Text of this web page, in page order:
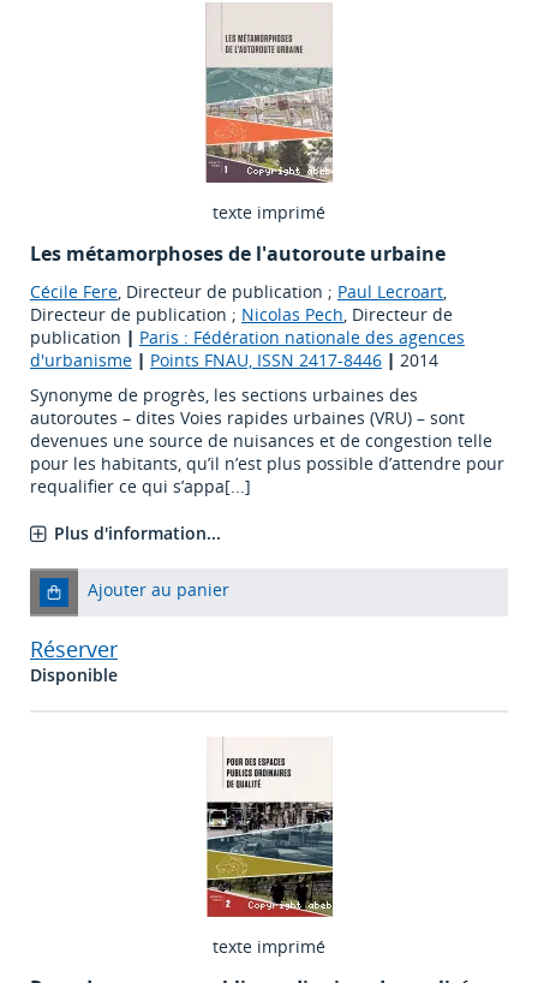
texte imprimé
Les métamorphoses de l'autoroute urbaine
Cécile Fere, Directeur de publication ; Paul Lecroart,
Directeur de publication ; Nicolas Pech, Directeur de
publication | Paris : Fédération nationale des agences
d'urbanisme | Points FNAU, ISSN 2417-8446 | 2014
Synonyme de progrès, les sections urbaines des
autoroutes – dites Voies rapides urbaines (VRU) – sont
devenues une source de nuisances et de congestion telle
pour les habitants, qu’il n’est plus possible d’attendre pour
requalifier ce qui s’appa[...]
Plus d'information...
Ajouter au panier
Réserver
Disponible
texte imprimé